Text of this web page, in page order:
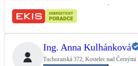
Doplňkové zdroje vytápění
Vnitřní i venkovní
Ing. Anna Kulhánková
Tuchorazská 372, Kostelec nad Černými